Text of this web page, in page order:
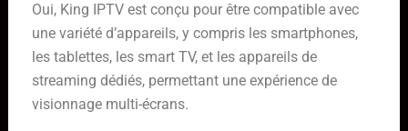
Oui, King IPTV est conçu pour être compatible avec
une variété d’appareils, y compris les smartphones,
les tablettes, les smart TV, et les appareils de
streaming dédiés, permettant une expérience de
visionnage multi-écrans.